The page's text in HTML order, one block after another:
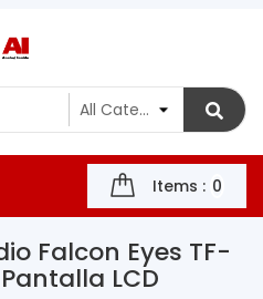
Items : 0
Falcon Eyes TF-
LCD